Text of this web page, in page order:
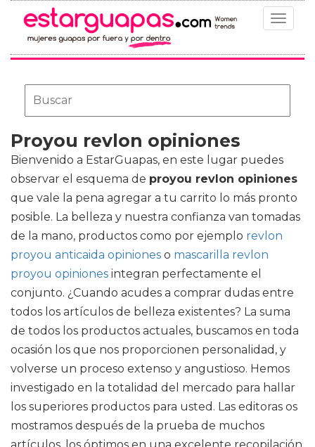
Toggle
Proyou revlon opiniones
Bienvenido a EstarGuapas, en este lugar puedes
observar el esquema de proyou revlon opiniones
que vale la pena agregar a tu carrito lo más pronto
posible. La belleza y nuestra confianza van tomadas
de la mano, productos como por ejemplo revlon
proyou anticaida opiniones o mascarilla revlon
proyou opiniones integran perfectamente el
conjunto. ¿Cuando acudes a comprar dudas entre
todos los artículos de belleza existentes? La suma
de todos los productos actuales, buscamos en toda
ocasión los que nos proporcionen personalidad, y
volverse un proceso extenso y angustioso. Hemos
investigado en la totalidad del mercado para hallar
los superiores productos para usted. Las editoras os
mostramos después de la prueba de muchos